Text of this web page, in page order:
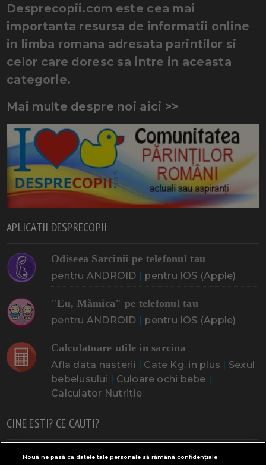
Desprecopii.com este cea mai
importanta resursa de informatii online
in limba romana adresata parintilor si
celor care doresc sa intre in aceasta
categorie.
Mai multe despre noi aici >>
APLICATII DESPRECOPII
Odiseea Sarcinii pe telefonul tau
pentru ANDROID pentru IOS (Apple)
"Eu, Mămica" pe telefonul tau
pentru ANDROID pentru IOS (Apple)
Calculatoare utile in sarcina
Afla data nasterii Cate Kg. in plus
Sexul
bebelusului
Culoare ochi bebe
Calculator Nutritie
CINE ESTI? CE CAUTI?
Doresc un copil Adoptia Probleme cu sarcina
Nouă ne pasă ca datele tale personale să rămână confidențiale